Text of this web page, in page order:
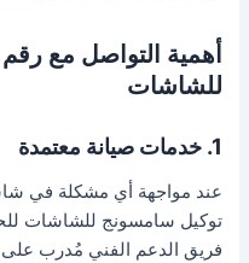
أهمية التواصل مع
للشاشات
1. خدمات صيانة معتمدة
عند مواجهة أي مشكلة في
توكيل سامسونج للشاشات
فريق الدعم الفني مُدرب